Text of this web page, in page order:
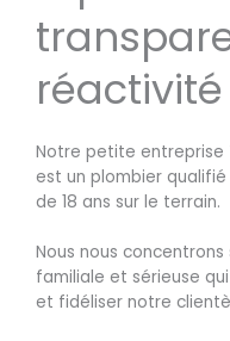
réactivité
Notre petite entreprise
est un plombier
de 18 ans sur le terrain.
Nous nous concentrons
familiale et sérieuse
et fidéliser notre